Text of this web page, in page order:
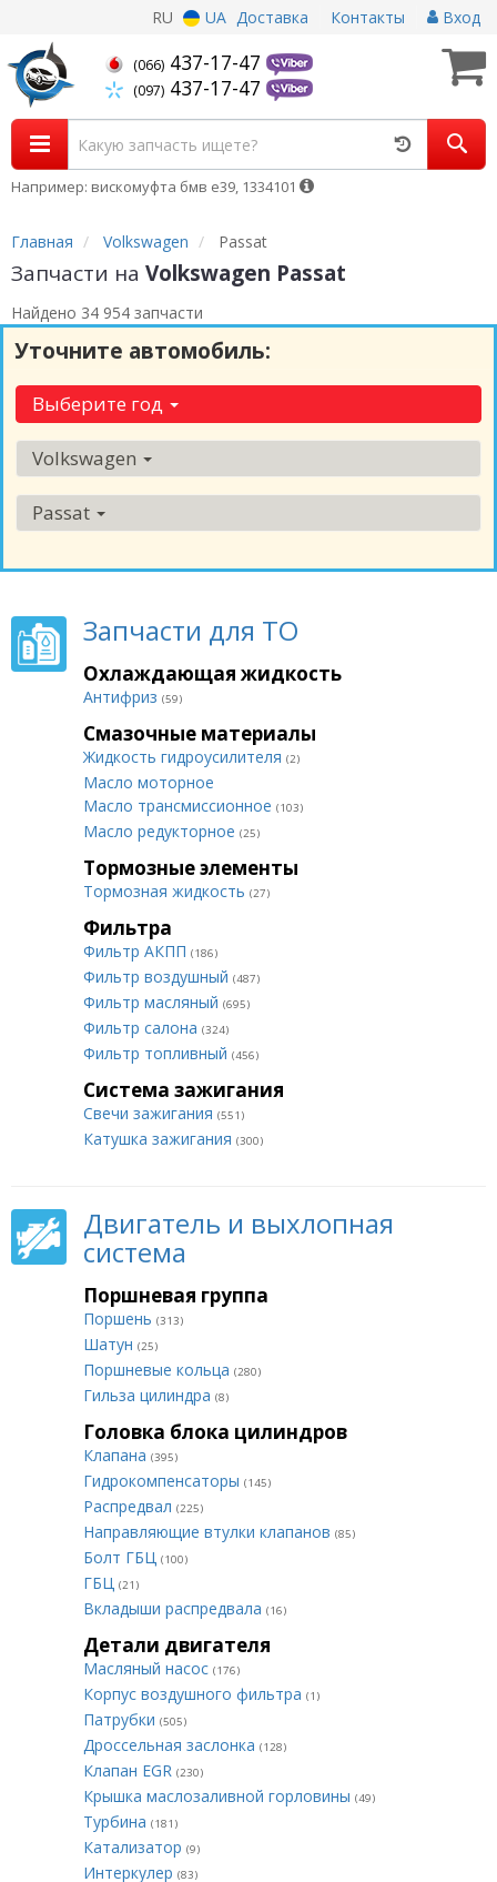
RU UA Доставка Контакты Вход
(066) 437-17-47
(097) 437-17-47
Например: вискомуфта бмв е39, 1334101
Главная Volkswagen Passat
Запчасти на Volkswagen Passat
Найдено 34 954 запчасти
Уточните автомобиль:
Выберите год
Volkswagen
Passat
Запчасти для ТО
Охлаждающая жидкость
Антифриз (59)
Смазочные материалы
Жидкость гидроусилителя (2)
Масло моторное
Масло трансмиссионное (103)
Масло редукторное (25)
Тормозные элементы
Тормозная жидкость (27)
Фильтра
Фильтр АКПП (186)
Фильтр воздушный (487)
Фильтр масляный (695)
Фильтр салона (324)
Фильтр топливный (456)
Система зажигания
Свечи зажигания (551)
Катушка зажигания (300)
Двигатель и выхлопная
система
Поршневая группа
Поршень (313)
Шатун (25)
Поршневые кольца (280)
Гильза цилиндра (8)
Головка блока цилиндров
Клапана (395)
Гидрокомпенсаторы (145)
Распредвал (225)
Направляющие втулки клапанов (85)
Болт ГБЦ (100)
ГБЦ (21)
Вкладыши распредвала (16)
Детали двигателя
Масляный насос (176)
Корпус воздушного фильтра (1)
Патрубки (505)
Дроссельная заслонка (128)
Клапан EGR (230)
Крышка маслозаливной горловины (49)
Турбина (181)
Катализатор (9)
Интеркулер (83)